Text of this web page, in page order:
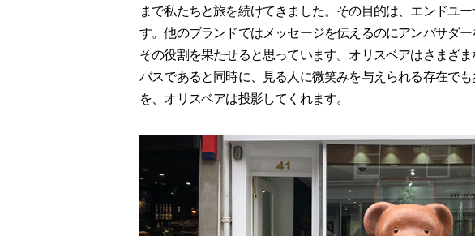
まで私たちと旅を続けてきました。その目的は、エンドユ
す。他のブランドではメッセージを伝えるのにアンバサダ
その役割を果たせると思っています。オリスベアはさまざ
バスであると同時に、見る人に微笑みを与えられる存在で
を、オリスベアは投影してくれます。